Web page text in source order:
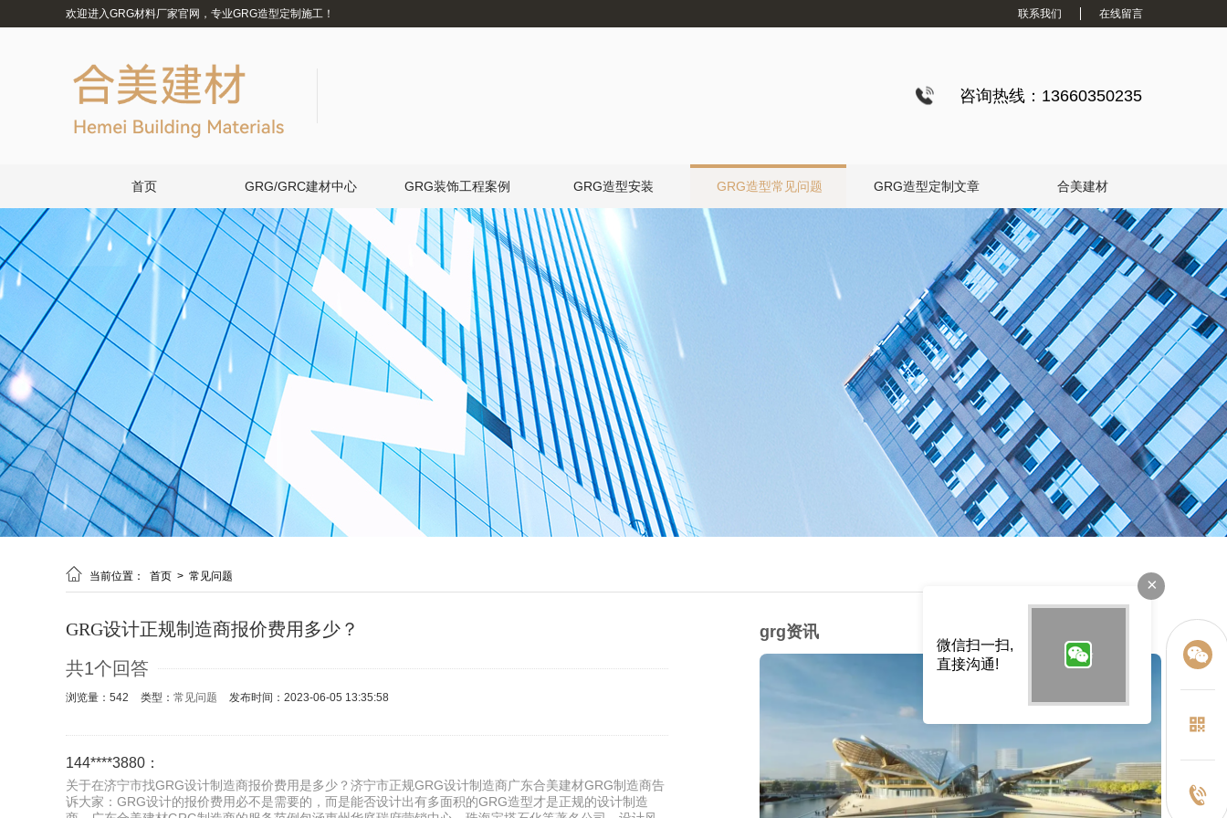
欢迎进入GRG材料厂家官网，专业GRG造型定制施工！ 联系我们 在线留言
咨询热线：13660350235
首页 GRG/GRC建材中心 GRG装饰工程案例 GRG造型安装 GRG造型常见问题 GRG造型定制文章 合美建材
 当前位置： 首页 > 常见问题
GRG设计正规制造商报价费用多少？
共1个回答
浏览量：542 类型： 常见问题 发布时间：2023-06-05 13:35:58
144****3880：
关于在济宁市找GRG设计制造商报价费用是多少？济宁市正规GRG设计制造商广东合美建材GRG制造商告
诉大家：GRG设计的报价费用必不是需要的，而是能否设计出有多面积的GRG造型才是正规的设计制造
grg资讯
×
微信扫一扫,
直接沟通!